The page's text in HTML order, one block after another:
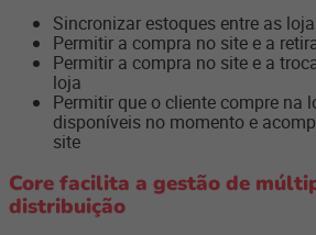
Sincronizar estoques entre as
Permitir a compra no site e a
Permitir a compra no site e a
loja
Permitir que o cliente compre na
disponíveis no momento e
site
Core facilita a gestão de
distribuição